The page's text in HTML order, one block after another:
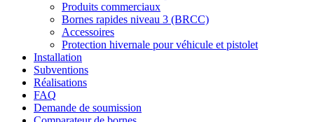
Produits commerciaux
Bornes rapides niveau 3 (BRCC)
Accessoires
Protection hivernale pour véhicule et pistolet
Installation
Subventions
Réalisations
FAQ
Demande de soumission